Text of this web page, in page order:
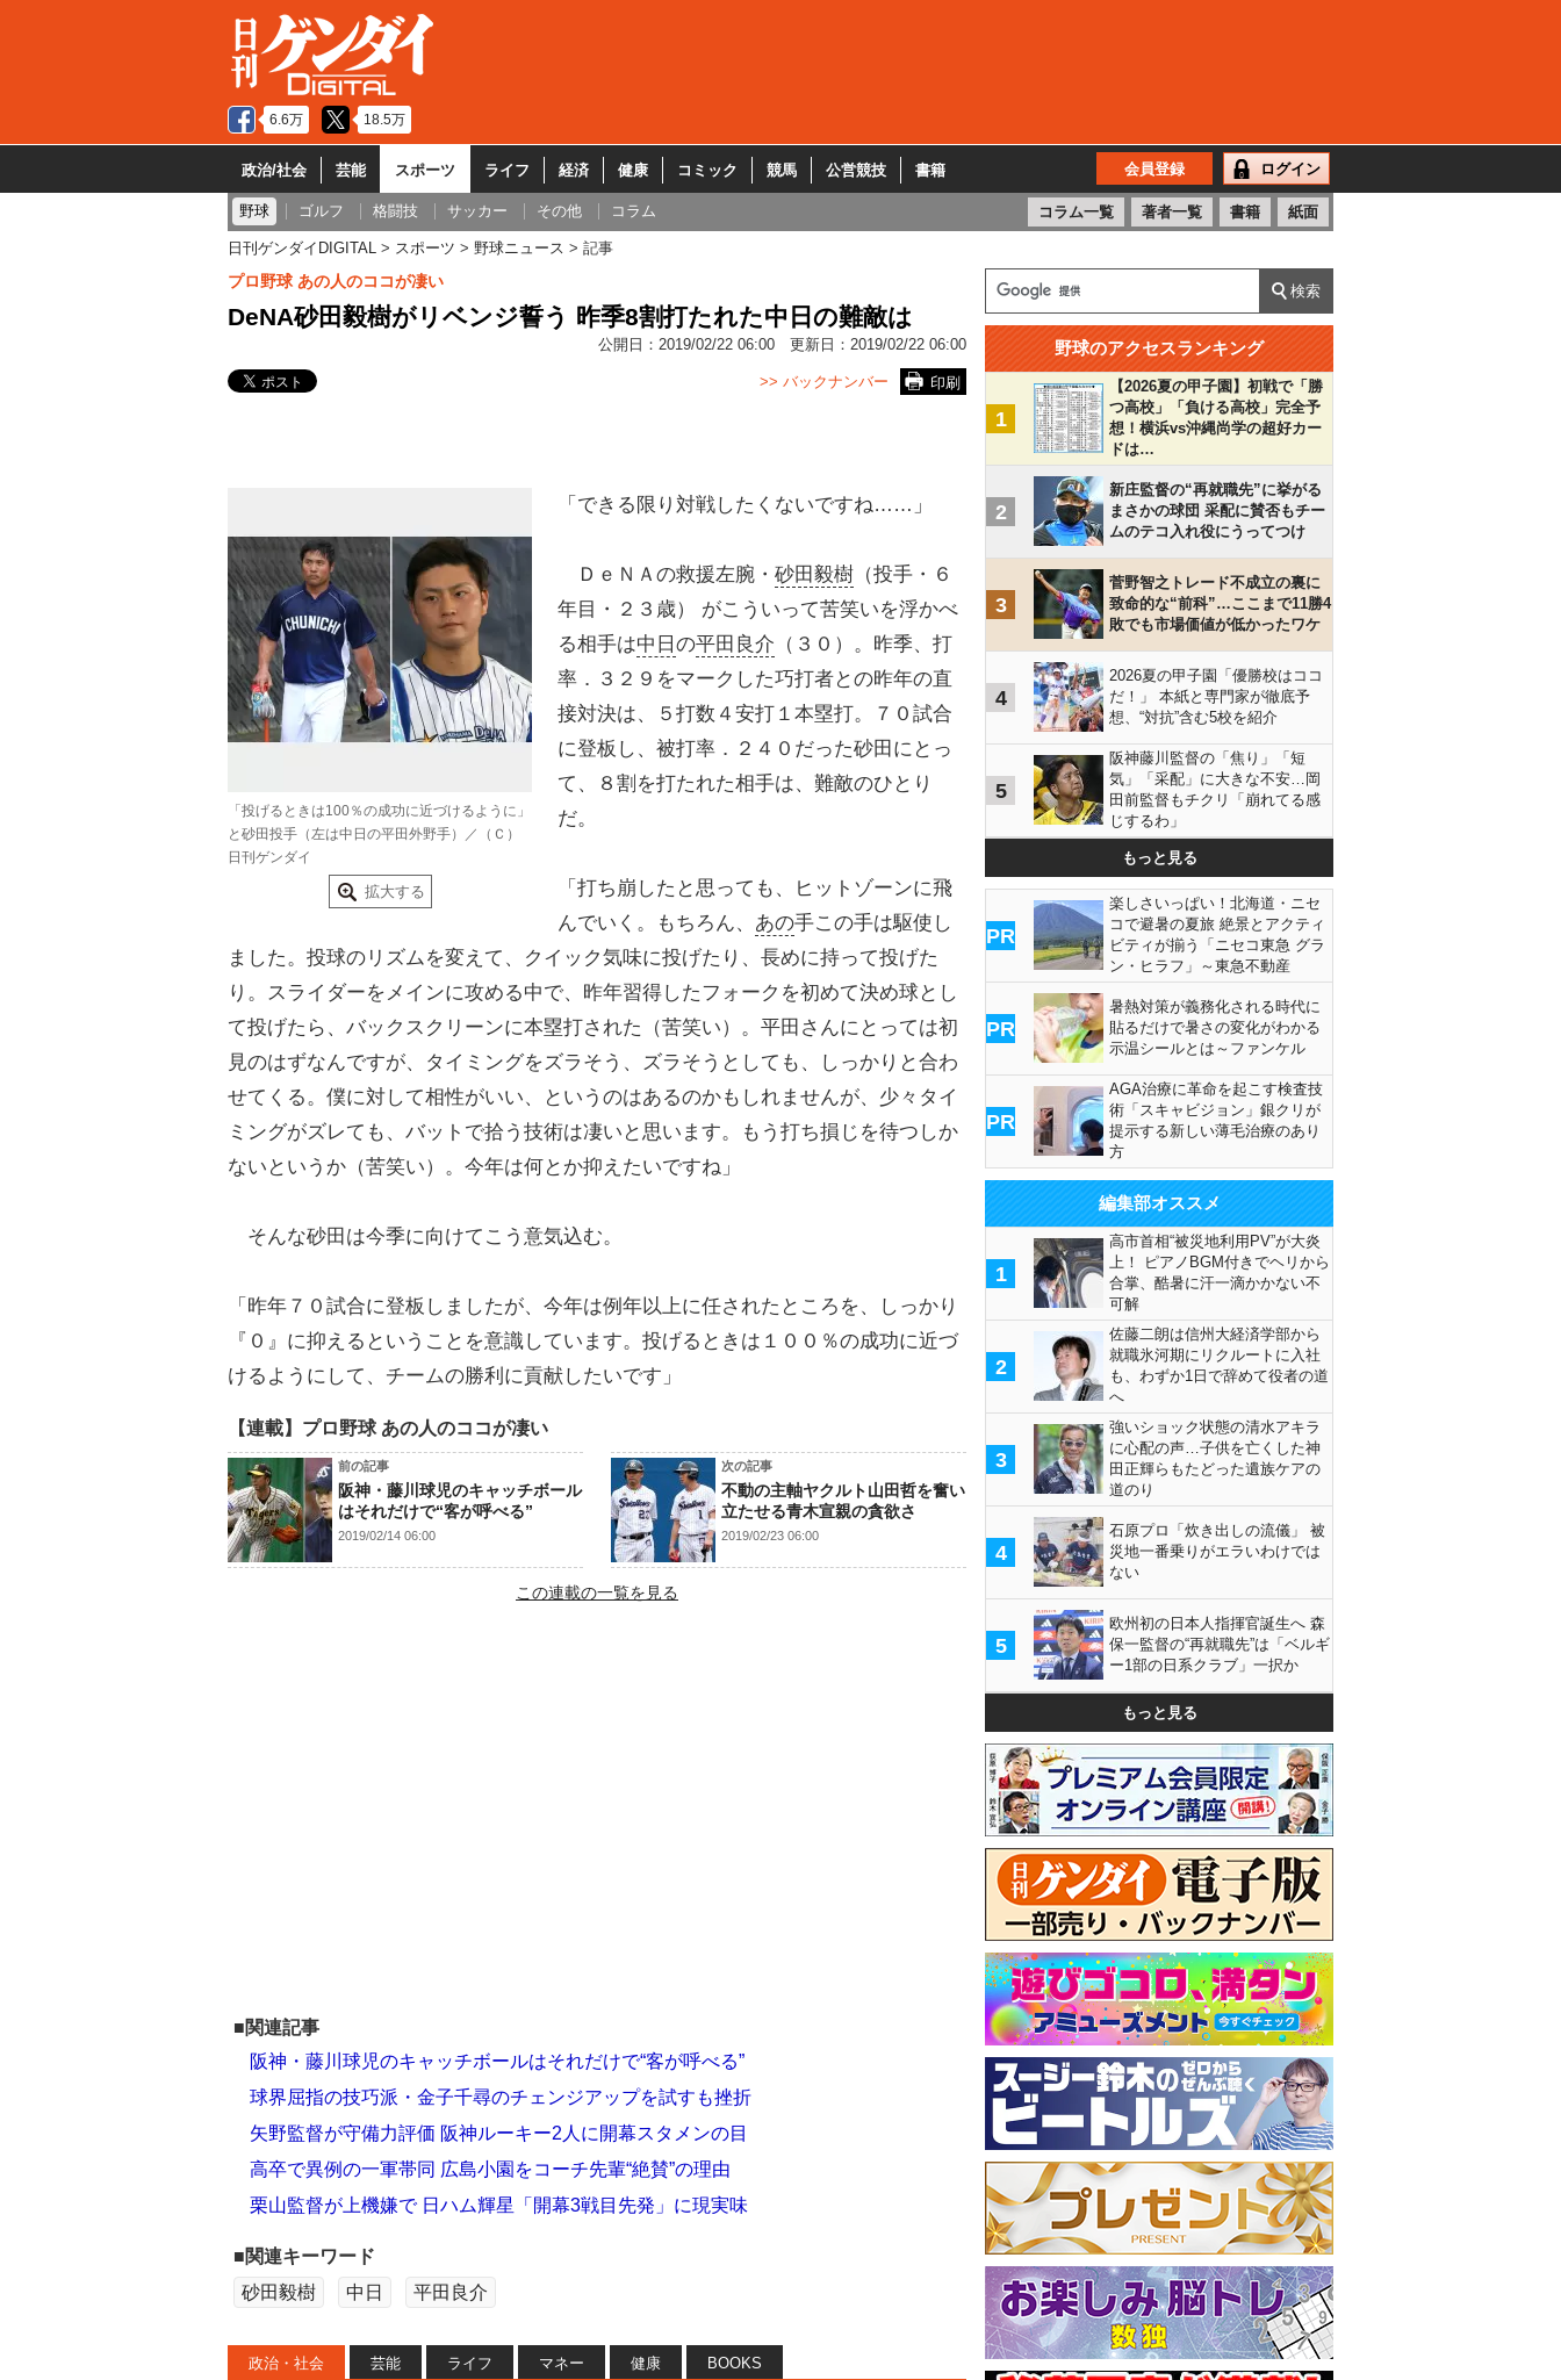
6.6万 18.5万
政治/社会 芸能 スポーツ ライフ 経済 健康 コミック 競馬 公営競技 書籍 会員登録 ログイン
野球 ゴルフ 格闘技 サッカー その他 コラム コラム一覧 著者一覧 書籍 紙面
日刊ゲンダイDIGITAL スポーツ 野球ニュース 記事
プロ野球 あの人のココが凄い
DeNA砂田毅樹がリベンジ誓う 昨季8割打たれた中日の難敵は
公開日： 2019/02/22 06:00 更新日： 2019/02/22 06:00
印刷
>> バックナンバー
「投げるときは100％の成功に近づけるように」
と砂田投手（左は中日の平田外野手）／（Ｃ）
日刊ゲンダイ
拡大する
「できる限り対戦したくないですね……」
ＤｅＮＡの救援左腕・ 砂田毅樹 （投手・６
年目・２３歳） がこういって苦笑いを浮かべ
る相手は中日 の平田良介 （３０）。昨季、打
率．３２９をマークした巧打者との昨年の直
接対決は、５打数４安打１本塁打。７０試合
に登板し、被打率．２４０だった砂田にとっ
て、８割を打たれた相手は、難敵のひとり
だ。
「打ち崩したと思っても、ヒットゾーンに飛
んでいく。もちろん、 あの手この手は駆使し
ました。投球のリズムを変えて、クイック気味に投げたり、長めに持って投げた
り。スライダーをメインに攻める中で、昨年習得したフォークを初めて決め球とし
て投げたら、バックスクリーンに本塁打された（苦笑い）。平田さんにとっては初
見のはずなんですが、タイミングをズラそう、ズラそうとしても、しっかりと合わ
せてくる。僕に対して相性がいい、というのはあるのかもしれませんが、少々タイ
ミングがズレても、バットで拾う技術は凄いと思います。もう打ち損じを待つしか
ないというか（苦笑い）。今年は何とか抑えたいですね」
そんな砂田は今季に向けてこう意気込む。
「昨年７０試合に登板しましたが、今年は例年以上に任されたところを、しっかり
『０』に抑えるということを意識しています。投げるときは１００％の成功に近づ
けるようにして、チームの勝利に貢献したいです」
【連載】プロ野球 あの人のココが凄い
前の記事
阪神・藤川球児のキャッチボール
はそれだけで“客が呼べる”
2019/02/14 06:00
次の記事
不動の主軸ヤクルト山田哲を奮い
立たせる青木宣親の貪欲さ
2019/02/23 06:00
この連載の一覧を見る
■関連記事
阪神・藤川球児のキャッチボールはそれだけで“客が呼べる”
球界屈指の技巧派・金子千尋のチェンジアップを試すも挫折
矢野監督が守備力評価 阪神ルーキー2人に開幕スタメンの目
高卒で異例の一軍帯同 広島小園をコーチ先輩“絶賛”の理由
栗山監督が上機嫌で 日ハム輝星「開幕3戦目先発」に現実味
■関連キーワード
砂田毅樹
中日 平田良介
政治・社会 芸能 ライフ マネー 健康 BOOKS
野球のアクセスランキング
1
【2026夏の甲子園】初戦で「勝
つ高校」「負ける高校」完全予
想！横浜vs沖縄尚学の超好カー
ドは…
2
新庄監督の“再就職先”に挙がる
まさかの球団 采配に賛否もチー
ムのテコ入れ役にうってつけ
3
菅野智之トレード不成立の裏に
致命的な“前科”…ここまで11勝4
敗でも市場価値が低かったワケ
4
2026夏の甲子園「優勝校はココ
だ！」 本紙と専門家が徹底予
想、“対抗”含む5校を紹介
5
阪神藤川監督の「焦り」「短
気」「采配」に大きな不安…岡
田前監督もチクリ「崩れてる感
じするわ」
もっと見る
PR
楽しさいっぱい！北海道・ニセ
コで避暑の夏旅 絶景とアクティ
ビティが揃う「ニセコ東急 グラ
ン・ヒラフ」～東急不動産
PR
暑熱対策が義務化される時代に
貼るだけで暑さの変化がわかる
示温シールとは～ファンケル
PR
AGA治療に革命を起こす検査技
術「スキャビジョン」銀クリが
提示する新しい薄毛治療のあり
方
編集部オススメ
1
高市首相“被災地利用PV”が大炎
上！ ピアノBGM付きでヘリから
合掌、酷暑に汗一滴かかない不
可解
2
佐藤二朗は信州大経済学部から
就職氷河期にリクルートに入社
も、わずか1日で辞めて役者の道
へ
3
強いショック状態の清水アキラ
に心配の声…子供を亡くした神
田正輝らもたどった遺族ケアの
道のり
4
石原プロ「炊き出しの流儀」 被
災地一番乗りがエラいわけでは
ない
5
欧州初の日本人指揮官誕生へ 森
保一監督の“再就職先”は「ベルギ
ー1部の日系クラブ」一択か
もっと見る